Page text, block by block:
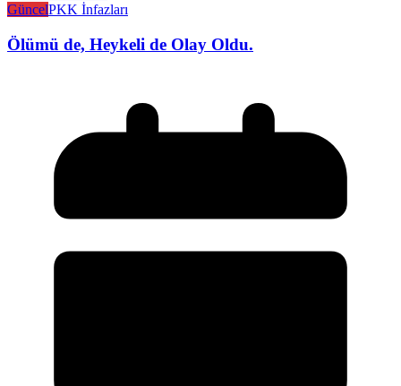
GüncelPKK İnfazları
Ölümü de, Heykeli de Olay Oldu.